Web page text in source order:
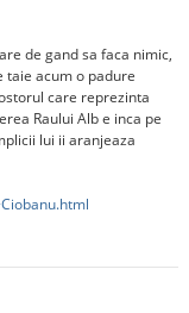
de gand sa faca nimic,
taie acum o padure
care reprezinta
Raului Alb e inca pe
lui ii aranjeaza